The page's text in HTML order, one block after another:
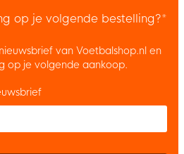
op je volgende bestelling?*
van Voetbalshop.nl en
op je volgende aankoop.
the privacy policy to subscribe to